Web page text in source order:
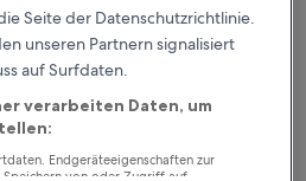
für jede
Übernachtung
Preisen für Mitglieder
Seite der Datenschutzrichtlinie.
unseren Partnern signalisiert
auf Surfdaten.
verarbeiten Daten, um
Endgeräteeigenschaften zur
von oder Zugriff auf